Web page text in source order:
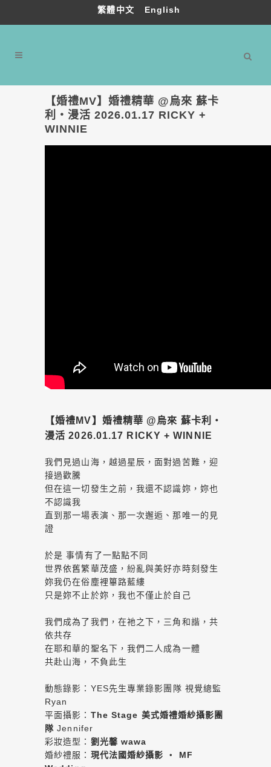
繁體中文 English
【婚禮MV】婚禮精華 @烏來 蘇卡
利・漫活 2026.01.17 RICKY +
WINNIE
【婚禮MV】婚禮精華 @烏來 蘇卡利・
漫活 2026.01.17 RICKY + WINNIE
我們見過山海，越過星辰，面對過苦難，迎
接過歡騰
但在這一切發生之前，我還不認識妳，妳也
不認識我
直到那一場表演、那一次邂逅、那唯一的見
證
於是 事情有了一點點不同
世界依舊繁華茂盛，紛亂與美好亦時刻發生
妳我仍在俗塵裡篳路藍縷
只是妳不止於妳，我也不僅止於自己
我們成為了我們，在祂之下，三角和諧，共
依共存
在耶和華的聖名下，我們二人成為一體
共赴山海，不負此生
動態錄影：YES先生專業錄影團隊 視覺總監
Ryan
平面攝影： The Stage 美式婚禮婚紗攝影團
隊 Jennifer
彩妝造型： 劉光馨 wawa
婚紗禮服： 現代法國婚紗攝影 ‧ MF